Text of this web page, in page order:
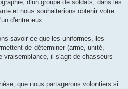
d'un groupe de soldats, dans les
et nous souhaiterions obtenir votre
d'entre eux.
savoir ce que les uniformes, les
de déterminer (arme, unité,
vraisemblance, il s'agit de chasseurs
que nous partagerons volontiers si